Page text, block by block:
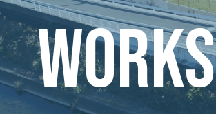
WORKS